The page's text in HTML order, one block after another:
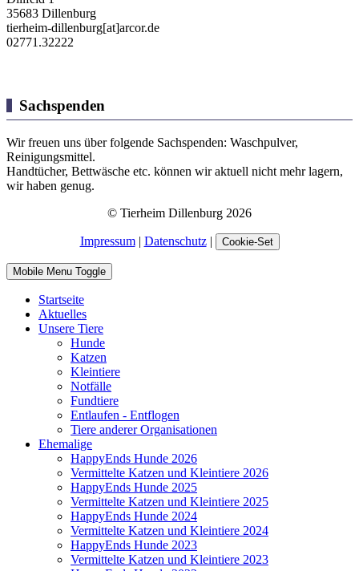
35683 Dillenburg
tierheim-dillenburg[at]arcor.de
02771.32222
Sachspenden
Wir freuen uns über folgende Sachspenden: Waschpulver,
Reinigungsmittel.
Handtücher, Bettwäsche etc. können wir aktuell nicht mehr lagern,
wir haben genug.
© Tierheim Dillenburg 2026
Impressum| Datenschutz| Cookie-Set
Mobile Menu Toggle
Startseite
Aktuelles
Unsere Tiere
Hunde
Katzen
Kleintiere
Notfälle
Fundtiere
Entlaufen - Entflogen
Tiere anderer Organisationen
Ehemalige
HappyEnds Hunde 2026
Vermittelte Katzen und Kleintiere 2026
HappyEnds Hunde 2025
Vermittelte Katzen und Kleintiere 2025
HappyEnds Hunde 2024
Vermittelte Katzen und Kleintiere 2024
HappyEnds Hunde 2023
Vermittelte Katzen und Kleintiere 2023